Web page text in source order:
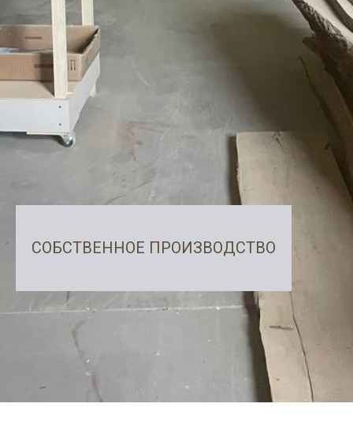
СОБСТВЕННОЕ ПРОИЗВОДСТВО